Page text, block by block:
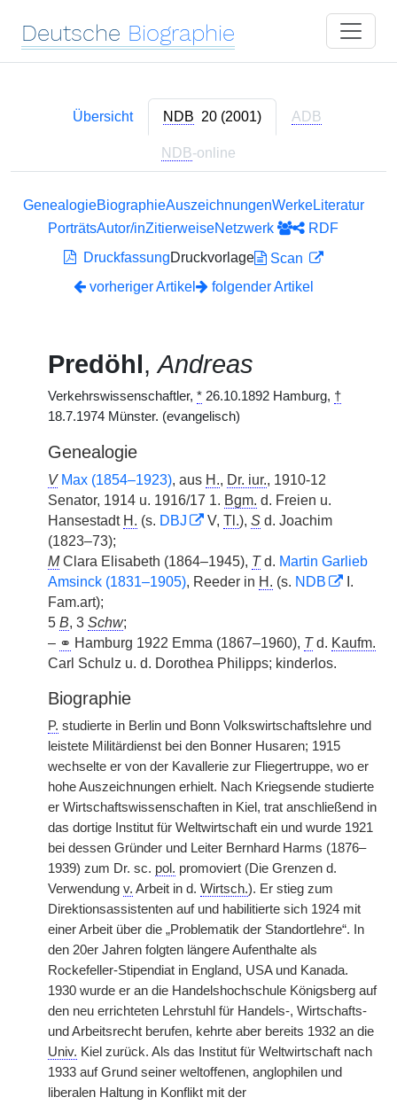
Deutsche Biographie
Übersicht NDB 20 (2001) ADB
NDB-online
GenealogieBiographieAuszeichnungenWerkeLiteratur
PorträtsAutor/inZitierweiseNetzwerk
RDF
DruckfassungDruckvorlage
Scan
vorheriger Artikel
folgender Artikel
Predöhl,Andreas
Verkehrswissenschaftler, * 26.10.1892 Hamburg, †
18.7.1974 Münster. (evangelisch)
Genealogie
V Max (1854–1923), aus H., Dr. iur., 1910-12
Senator, 1914 u. 1916/17 1. Bgm. d. Freien u.
Hansestadt H. (s. DBJ V, Tl.), S d. Joachim
(1823–73);
MClara Elisabeth (1864–1945), Td. Martin Garlieb
Amsinck (1831–1905), Reeder in H. (s. NDB
I.
Fam.art);
5 B, 3 Schw;
– ⚭ Hamburg 1922 Emma (1867–1960), Td. Kaufm.
Carl Schulz u. d. Dorothea Philipps; kinderlos.
Biographie
P. studierte in Berlin und Bonn Volkswirtschaftslehre und
leistete Militärdienst bei den Bonner Husaren; 1915
wechselte er von der Kavallerie zur Fliegertruppe, wo er
hohe Auszeichnungen erhielt. Nach Kriegsende studierte
er Wirtschaftswissenschaften in Kiel, trat anschließend in
das dortige Institut für Weltwirtschaft ein und wurde 1921
bei dessen Gründer und Leiter Bernhard Harms (1876–
1939) zum Dr. sc. pol. promoviert (Die Grenzen d.
Verwendung v. Arbeit in d. Wirtsch.). Er stieg zum
Direktionsassistenten auf und habilitierte sich 1924 mit
einer Arbeit über die „Problematik der Standortlehre“. In
den 20er Jahren folgten längere Aufenthalte als
Rockefeller-Stipendiat in England, USA und Kanada.
1930 wurde er an die Handelshochschule Königsberg auf
den neu errichteten Lehrstuhl für Handels-, Wirtschafts-
und Arbeitsrecht berufen, kehrte aber bereits 1932 an die
Univ. Kiel zurück. Als das Institut für Weltwirtschaft nach
1933 auf Grund seiner weltoffenen, anglophilen und
liberalen Haltung in Konflikt mit der